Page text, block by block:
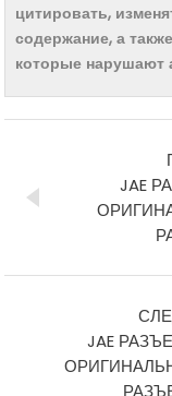
цитировать,
содержание, а
которые нарушают
JAE
JAE